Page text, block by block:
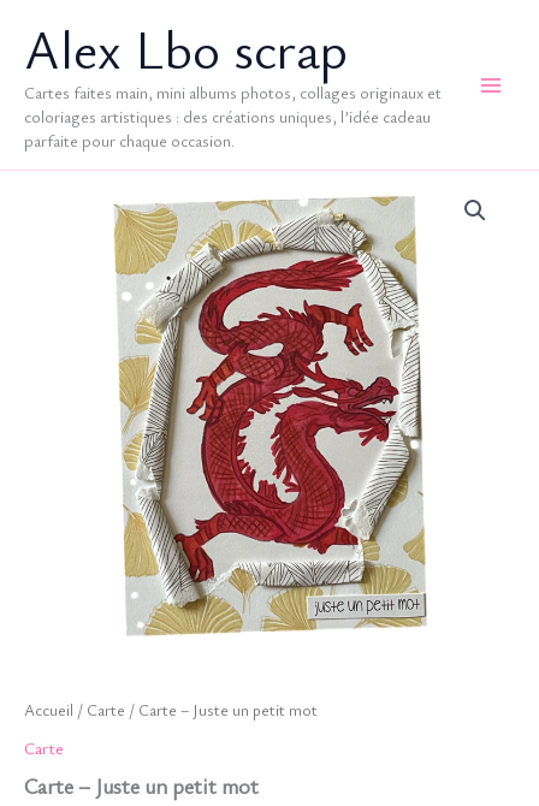
contenuAlex Lbo scrap
Cartes faites main, mini albums photos, collages originaux et
coloriages artistiques : des créations uniques, l’idée cadeau
parfaite pour chaque occasion.
Accueil / Carte / Carte – Juste un petit mot
Carte
Carte – Juste un petit mot